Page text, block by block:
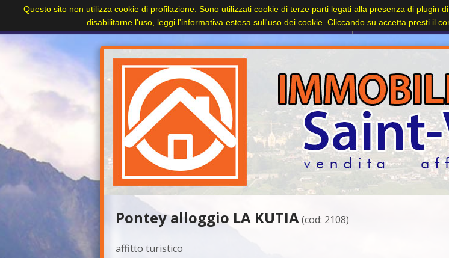
Home
+
Paesi Immobili Cerca immobile Contatti
Pontey alloggio LA KUTIA(cod: 2108)
affitto turistico
Questo sito non utilizza cookie di profilazione. Sono utilizzati cookie di terze parti legati alla presenza di
disabilitarne l'uso, leggi l'informativa estesa sull'uso dei cookie. Cliccando su accetta presti il